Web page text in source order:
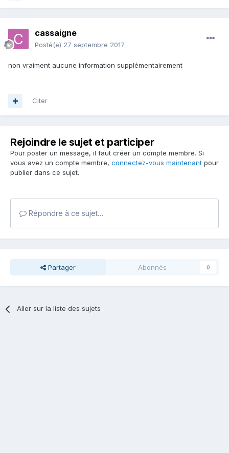
cassaigne
Posté(e) 27 septembre 2017
non vraiment aucune information supplémentairement
Citer
Rejoindre le sujet et participer
Pour poster un message, il faut créer un compte membre. Si
vous avez un compte membre, connectez-vous maintenant pour
publier dans ce sujet.
Répondre à ce sujet…
Partager Abonnés 0
Aller sur la liste des sujets